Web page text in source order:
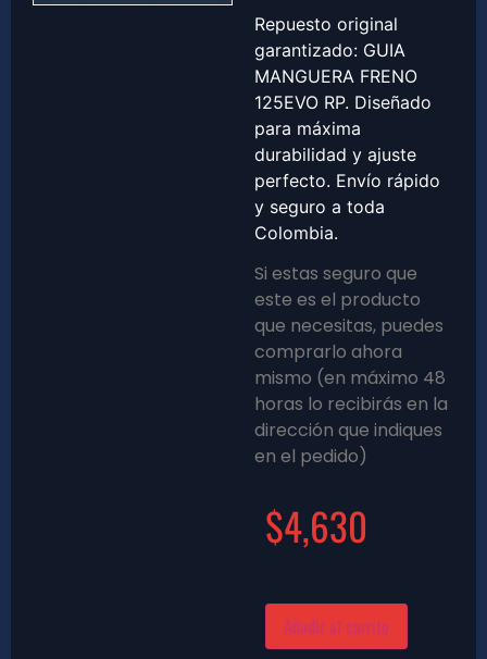
Repuesto original
garantizado: GUIA
MANGUERA FRENO
125EVO RP. Diseñado
para máxima
durabilidad y ajuste
perfecto. Envío rápido
y seguro a toda
Colombia.
Si estas seguro que
este es el producto
que necesitas, puedes
comprarlo ahora
mismo (en máximo 48
horas lo recibirás en la
dirección que indiques
en el pedido)
$4,630
Añadir al carrito